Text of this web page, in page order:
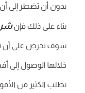
بدون أن تضطر إلى أن
بناء على ذلك فإن
سوف تحرص على أن
خلالها الوصول إلى
تطلب الكثير من